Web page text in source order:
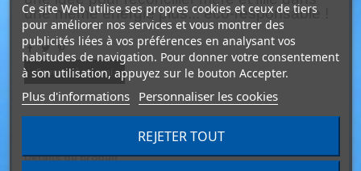
unemême énergie plus ...éco-responsable !
Envoyer à un ami
Détails du produit
Ce site Web utilise ses propres cookies et ceux de tiers
pour améliorer nos services et vous montrer des
publicités liées à vos préférences en analysant vos
habitudes de navigation. Pour donner votre consentement
à son utilisation, appuyez sur le bouton Accepter.
Plus d'informations Personnaliser les cookies
REJETER TOUT